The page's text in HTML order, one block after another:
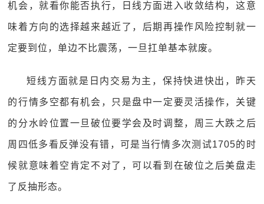
机会，就看你能否执行，日线方面进入收敛结构，这意
味着方向的选择越来越近了，后期再操作风险控制就一
定要到位，单边不比震荡，一旦扛单基本就废。
短线方面就是日内交易为主，保持快进快出，昨天
的行情多空都有机会，只是盘中一定要灵活操作，关键
的分水岭位置一旦破位要学会及时调整，周三大跌之后
周四低多看反弹没有错，可是当行情多次测试1705的时
候就意味着空肯定不对了，可以看到在破位之后美盘走
了反抽形态。